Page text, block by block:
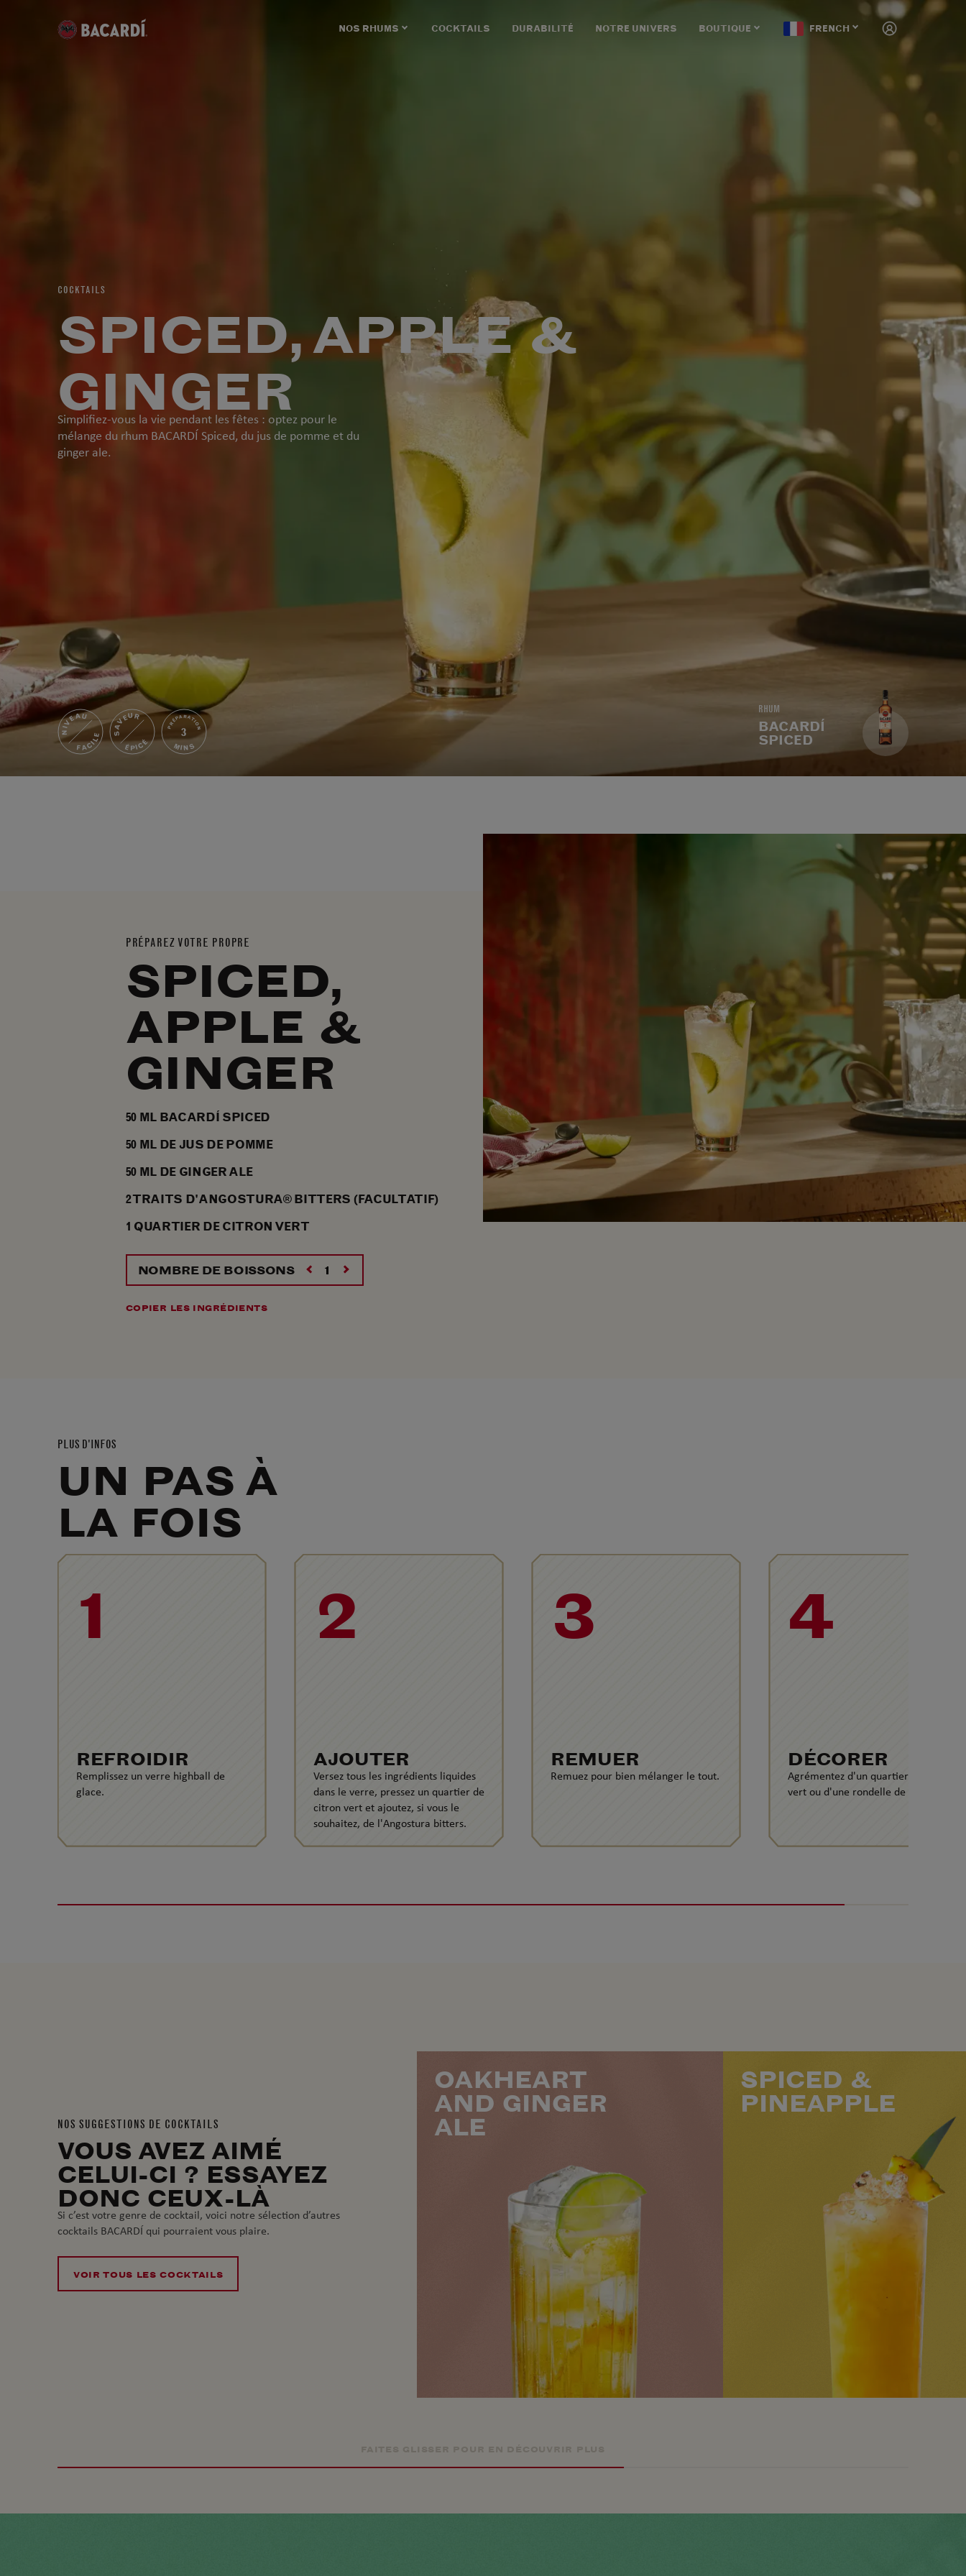
NOS RHUMS COCKTAILS DURABILITÉ NOTRE UNIVERS BOUTIQUE FRENCH
RHUM
BACARDÍ
SPICED
COCKTAILS
SPICED, APPLE &
GINGER
Simplifiez-vous la vie pendant les fêtes : optez pour le
mélange du rhum BACARDÍ Spiced, du jus de pomme et du
ginger ale.
NIVEAU
FACILE
SAVEUR
ÉPICÉ
PRÉPARATION
3
MINS
PRÉPAREZ VOTRE PROPRE
SPICED,
APPLE &
GINGER
50 ML BACARDÍ SPICED
50 ML DE JUS DE POMME
50 ML DE GINGER ALE
2TRAITS D'ANGOSTURA® BITTERS (FACULTATIF)
1 QUARTIER DE CITRON VERT
NOMBRE DE BOISSONS
COPIER LES INGRÉDIENTS
PLUS D'INFOS
UN PAS À
LA FOIS
1
REFROIDIR
Remplissez un verre highball de
glace.
2
AJOUTER
Versez tous les ingrédients liquides
dans le verre, pressez un quartier de
citron vert et ajoutez, si vous le
souhaitez, de l'Angostura bitters.
3
REMUER
Remuez pour bien mélanger le tout.
4
DÉCORER
Agrémentez d'un quartier de citron
vert ou d'une rondelle de pomme.
NOS SUGGESTIONS DE COCKTAILS
VOUS AVEZ AIMÉ
CELUI-CI ? ESSAYEZ
DONC CEUX-LÀ
Si c’est votre genre de cocktail, voici notre sélection d’autres
cocktails BACARDÍ qui pourraient vous plaire.
VOIR TOUS LES COCKTAILS
OAKHEART
AND GINGER
ALE
SPICED &
PINEAPPLE